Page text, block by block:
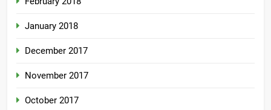
January 2018
December 2017
November 2017
October 2017